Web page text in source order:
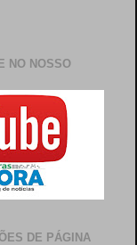
NO NOSSO
DE PÁGINA